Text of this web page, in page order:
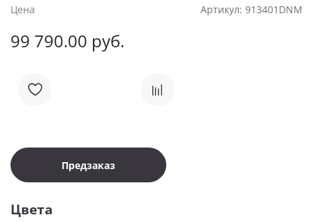
Цена Артикул: 913401DNM
99 790.00 руб.
Предзаказ
Цвета